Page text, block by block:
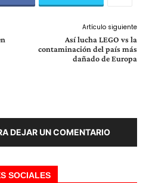
Artículo siguiente
Así lucha LEGO vs la
contaminación del país más
dañado de Europa
DEJAR UN COMENTARIO
SOCIALES